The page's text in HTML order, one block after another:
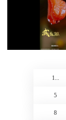
点击查看》
1...
5
8